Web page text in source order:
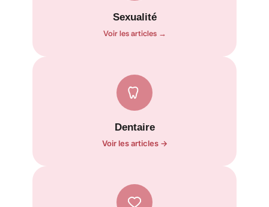
Sexualité
Voir les articles →
Dentaire
Voir les articles →